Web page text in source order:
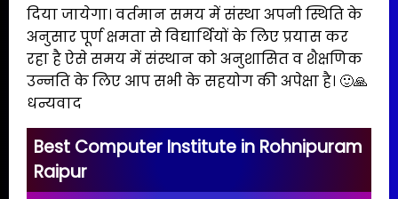
दिया जायेगा। वर्तमान समय में संस्था अपनी स्थिति के
अनुसार पूर्ण क्षमता से विद्यार्थियों के लिए प्रयास कर
रहा है ऐसे समय में संस्थान को अनुशासित व शैक्षणिक
उन्नति के लिए आप सभी के सहयोग की अपेक्षा है। 🙂🙏
धन्यवाद
Best Computer Institute in Rohnipuram
Raipur